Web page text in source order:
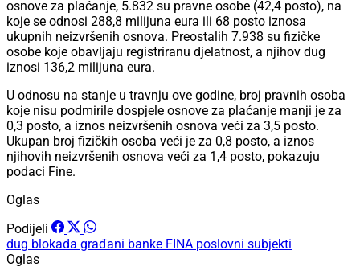
osnove za plaćanje, 5.832 su pravne osobe (42,4 posto), na
koje se odnosi 288,8 milijuna eura ili 68 posto iznosa
ukupnih neizvršenih osnova. Preostalih 7.938 su fizičke
osobe koje obavljaju registriranu djelatnost, a njihov dug
iznosi 136,2 milijuna eura.
U odnosu na stanje u travnju ove godine, broj pravnih osoba
koje nisu podmirile dospjele osnove za plaćanje manji je za
0,3 posto, a iznos neizvršenih osnova veći za 3,5 posto.
Ukupan broj fizičkih osoba veći je za 0,8 posto, a iznos
njihovih neizvršenih osnova veći za 1,4 posto, pokazuju
podaci Fine.
Oglas
Podijeli
dug blokada građani banke FINA poslovni subjekti
Oglas